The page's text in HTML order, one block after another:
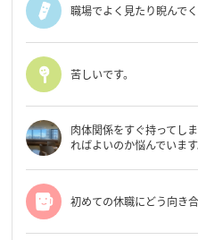
職場でよく見たり睨んで
苦しいです。
肉体関係をすぐ持ってし
ればよいのか悩んでいます
初めての休職にどう向き